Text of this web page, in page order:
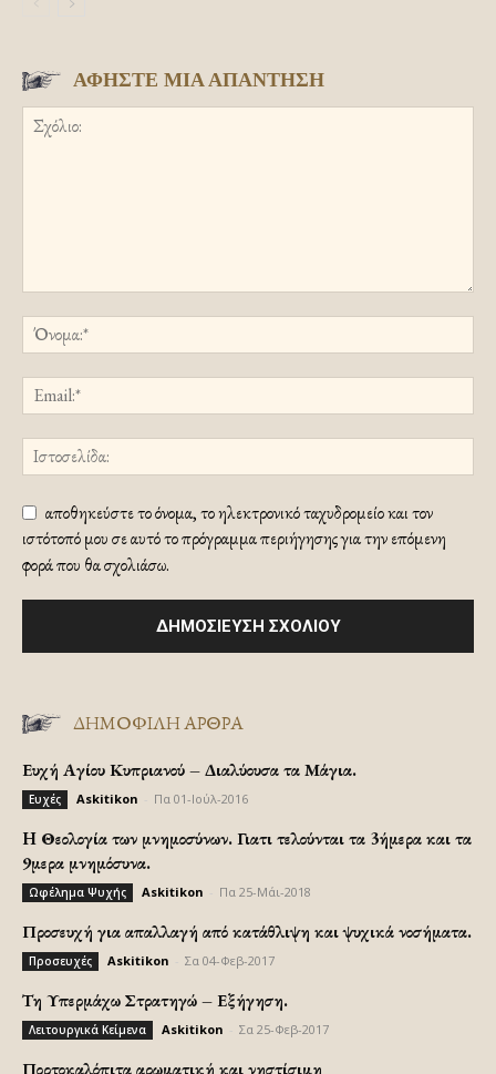
ΑΦΗΣΤΕ ΜΙΑ ΑΠΑΝΤΗΣΗ
αποθηκεύστε το όνομα, το ηλεκτρονικό ταχυδρομείο και τον
ιστότοπό μου σε αυτό το πρόγραμμα περιήγησης για την επόμενη
φορά που θα σχολιάσω.
ΔΗΜΟΦΙΛΗ ΑΡΘΡΑ
Ευχή Αγίου Κυπριανού – Διαλύουσα τα Μάγια.
Ευχές Askitikon Πα 01-Ιούλ-2016
H Θεολογία των μνημοσύνων. Γιατι τελούνται τα 3ήμερα και τα
9μερα μνημόσυνα.
Ωφέλημα Ψυχής Askitikon Πα 25-Μάι-2018
Προσευχή για απαλλαγή από κατάθλιψη και ψυχικά νοσήματα.
Προσευχές Askitikon Σα 04-Φεβ-2017
Τη Υπερμάχω Στρατηγώ – Εξήγηση.
Λειτουργικά Κείμενα Askitikon Σα 25-Φεβ-2017
Πορτοκαλόπιτα αρωματική και νηστίσιμη